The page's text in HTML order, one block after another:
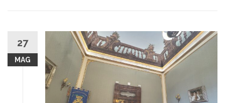
27
MAG